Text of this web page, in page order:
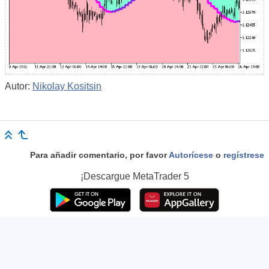
Autor: Nikolay Kositsin
Para añadir comentario, por favorAutorícese o regístrese
¡Descargue MetaTrader 5